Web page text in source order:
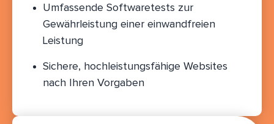
Umfassende Softwaretests zur
Gewährleistung einer einwandfreien
Leistung
Sichere, hochleistungsfähige Websites
nach Ihren Vorgaben